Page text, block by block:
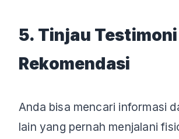
5. Tinjau
Rekomendasi
Anda bisa mencari informasi
lain yang pernah menjalani